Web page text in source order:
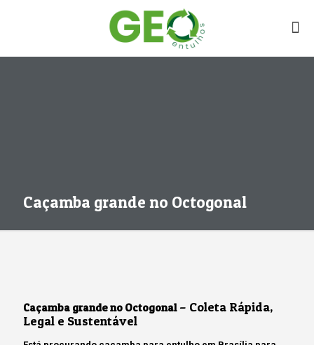
Caçamba grande no Octogonal
Caçamba grande no Octogonal– Coleta Rápida,
Legal e Sustentável